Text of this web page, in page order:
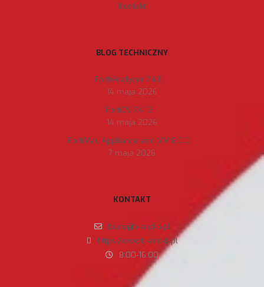
Kontakt
BLOG TECHNICZNY
FortiAnalyzer 7.4.11
14 maja 2026
FortiOS 7.4.12
14 maja 2026
FortiMail Appliance and VM 8.0.0
7 maja 2026
KONTAKT
biuro@b-and-b.pl
https://www.b-and-b.pl
8:00-16:00